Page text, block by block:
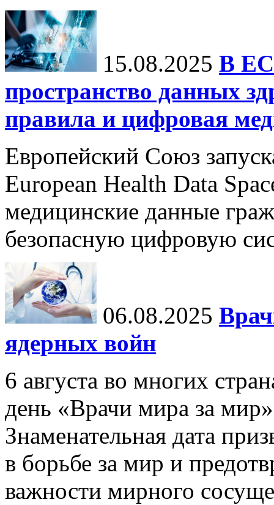
15.08.2025 В ЕС
пространство данных
правила и цифровая
Европейский Союз
European Health Data
медицинские данные
безопасную цифровую
06.08.2025
ядерных войн
6 августа во многих
день «Врачи мира за
Знаменательная дата
в борьбе за мир и
важности мирного